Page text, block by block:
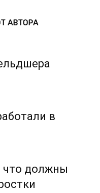
АВТОРА
в
что должны